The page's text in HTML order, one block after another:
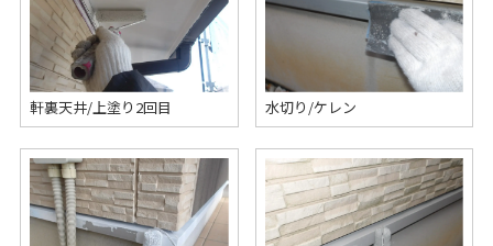
軒裏天井/上塗り2回目 水切り/ケレン